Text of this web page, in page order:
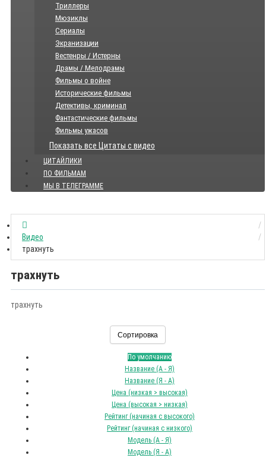
Триллеры
Мюзиклы
Сериалы
Экранизации
Вестенры / Истерны
Драмы / Мелодрамы
Фильмы о войне
Исторические фильмы
Детективы, криминал
Фантастические фильмы
Фильмы ужасов
Показать все Цитаты с видео
ЦИТАЙЛИКИ
ПО ФИЛЬМАМ
МЫ В ТЕЛЕГРАММЕ
Видео
трахнуть
трахнуть
трахнуть
Сортировка
По умолчанию
Название (А - Я)
Название (Я - А)
Цена (низкая > высокая)
Цена (высокая > низкая)
Рейтинг (начиная с высокого)
Рейтинг (начиная с низкого)
Модель (А - Я)
Модель (Я - А)